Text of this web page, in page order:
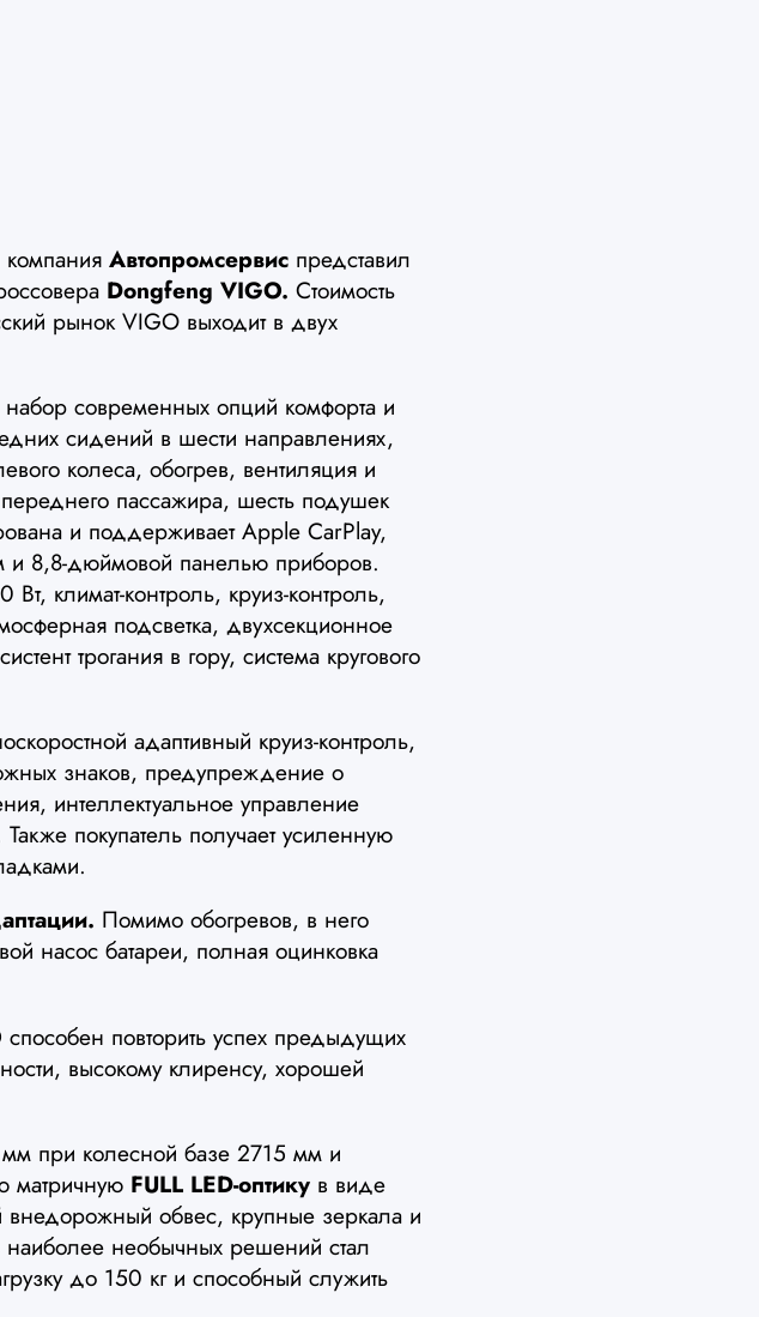
Автопромсервис представил
Dongfeng VIGO. Стоимость
рынок VIGO выходит в двух
современных опций комфорта и
сидений в шести направлениях,
колеса, обогрев, вентиляция и
пассажира, шесть подушек
и поддерживает Apple CarPlay,
8,8-дюймовой панелью приборов.
климат-контроль, круиз-контроль,
подсветка, двухсекционное
трогания в гору, система кругового
адаптивный круиз-контроль,
знаков, предупреждение о
интеллектуальное управление
покупатель получает усиленную
Помимо обогревов, в него
насос батареи, полная оцинковка
способен повторить успех предыдущих
высокому клиренсу, хорошей
мм при колесной базе 2715 мм и
матричную FULL LED-оптику в виде
обвес, крупные зеркала и
необычных решений стал
до 150 кг и способный служить